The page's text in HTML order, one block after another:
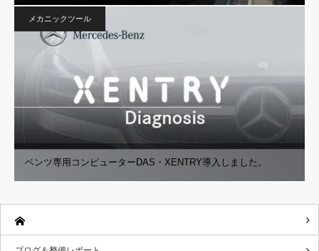
メカニックツール
ベンツ専用コンピューターDAS・XENTRY導入しました。